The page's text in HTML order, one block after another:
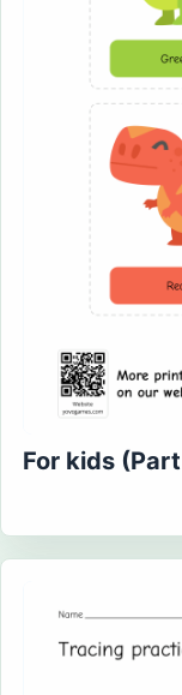
For kids